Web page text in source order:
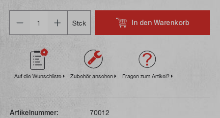
Stck
In den Warenkorb
Auf die Wunschliste Zubehör ansehen Fragen zum Artikel?
Artikelnummer:
70012